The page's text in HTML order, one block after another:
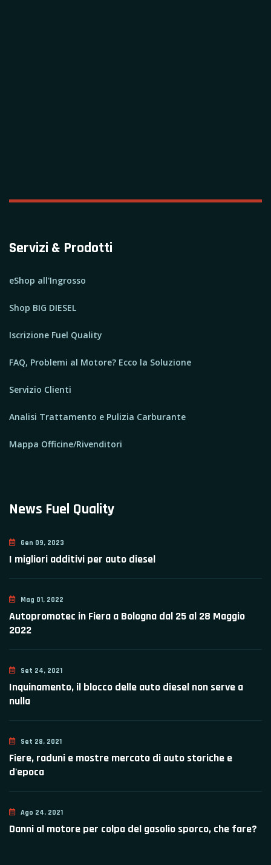
Servizi & Prodotti
eShop all'Ingrosso
Shop BIG DIESEL
Iscrizione Fuel Quality
FAQ, Problemi al Motore? Ecco la Soluzione
Servizio Clienti
Analisi Trattamento e Pulizia Carburante
Mappa Officine/Rivenditori
News Fuel Quality
Gen 09, 2023
I migliori additivi per auto diesel
Mag 01, 2022
Autopromotec in Fiera a Bologna dal 25 al 28 Maggio
2022
Set 24, 2021
Inquinamento, il blocco delle auto diesel non serve a
nulla
Set 28, 2021
Fiere, raduni e mostre mercato di auto storiche e
d'epoca
Ago 24, 2021
Danni al motore per colpa del gasolio sporco, che fare?